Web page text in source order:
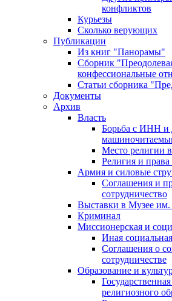
конфликтов
Курьезы
Сколько верующих
Публикации
Из книг "Панорамы"
Сборник
конфессиональные
Статьи сборника
Документы
Архив
Власть
Борьба с ИНН и
Место религии
Религия и права
Армия и силовые
Соглашения и
сотрудничество
Выставки в Музее
Криминал
Миссионерская и
Иная
Соглашения о
сотрудничестве
Образование и
религиозного